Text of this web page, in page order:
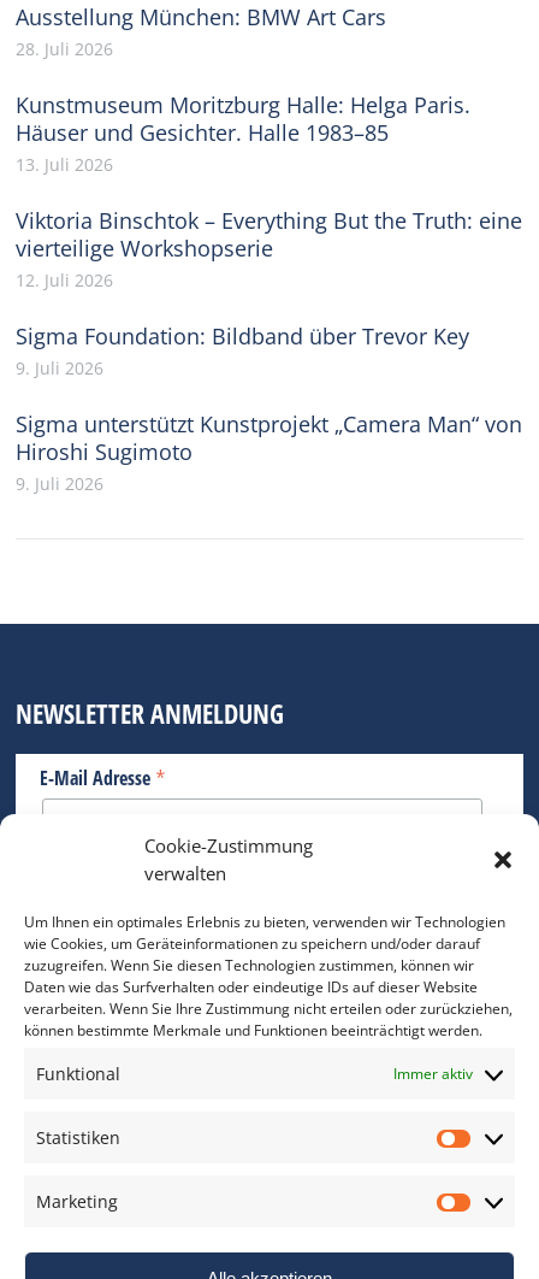
Cookie-Zustimmung
verwalten
Um Ihnen ein optimales Erlebnis zu bieten, verwenden wir Technologien
wie Cookies, um Geräteinformationen zu speichern und/oder darauf
zuzugreifen. Wenn Sie diesen Technologien zustimmen, können wir
Daten wie das Surfverhalten oder eindeutige IDs auf dieser Website
verarbeiten. Wenn Sie Ihre Zustimmung nicht erteilen oder zurückziehen,
können bestimmte Merkmale und Funktionen beeinträchtigt werden.
Funktional Immer aktiv
Statistiken
Marketing
Ausstellung München: BMW Art Cars
28. Juli 2026
Kunstmuseum Moritzburg Halle: Helga Paris.
Häuser und Gesichter. Halle 1983–85
13. Juli 2026
Viktoria Binschtok – Everything But the Truth: eine
vierteilige Workshopserie
12. Juli 2026
Sigma Foundation: Bildband über Trevor Key
9. Juli 2026
Sigma unterstützt Kunstprojekt „Camera Man“ von
Hiroshi Sugimoto
9. Juli 2026
NEWSLETTER ANMELDUNG
E-Mail Adresse *
Bitte geben Sie Ihre E-Mail Adresse ein.
*